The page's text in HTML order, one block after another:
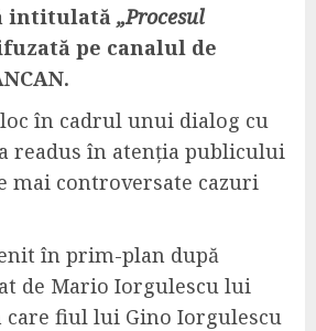
intitulată „Procesul
pe canalul de
.
în cadrul unui dialog cu
readus în atenția publicului
mai controversate cazuri
în prim-plan după
de Mario Iorgulescu lui
care fiul lui Gino Iorgulescu